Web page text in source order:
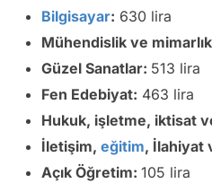
Bilgisayar: 630 lira
Mühendislik ve
Güzel Sanatlar: 513 lira
Fen Edebiyat: 463 lira
Hukuk, işletme, iktisat
İletişim, eğitim, İlahiyat
Açık Öğretim: 105 lira